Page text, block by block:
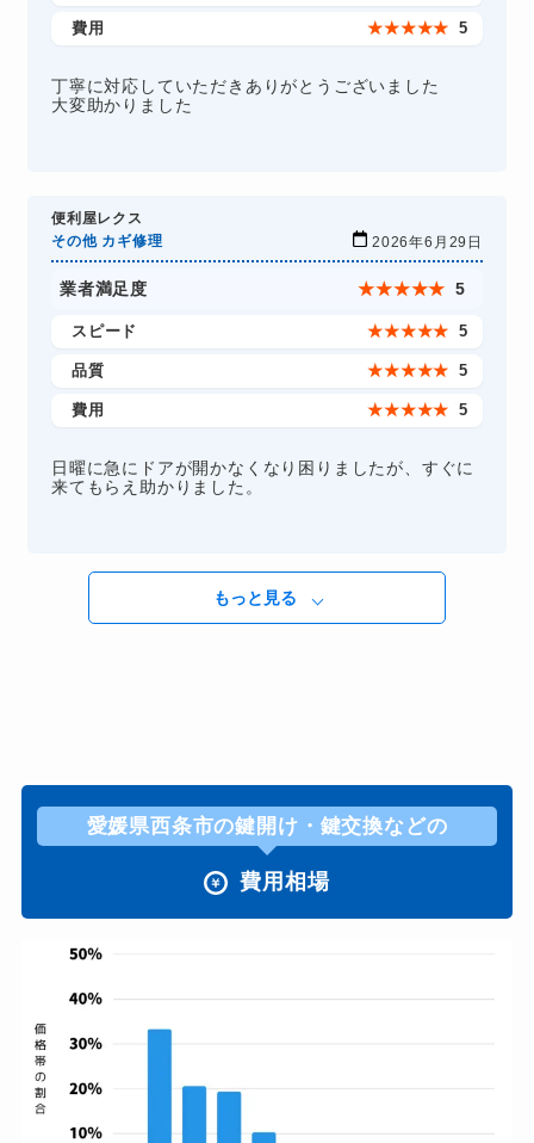
費用 ★★★★★ 5
丁寧に対応していただきありがとうございました
大変助かりました
便利屋レクス
その他 カギ修理
2026年6月29日
業者満足度 ★★★★★ 5
スピード ★★★★★ 5
品質 ★★★★★ 5
費用 ★★★★★ 5
日曜に急にドアが開かなくなり困りましたが、すぐに
来てもらえ助かりました。
もっと見る
愛媛県西条市の鍵開け・鍵交換などの
費用相場